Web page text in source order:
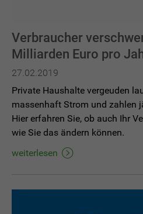
Verbraucher
Milliarden Euro pro
27.02.2019
Private Haushalte vergeuden
massenhaft Strom und zahlen
Hier erfahren Sie, ob auch Ihr
wie Sie das ändern können.
weiterlesen